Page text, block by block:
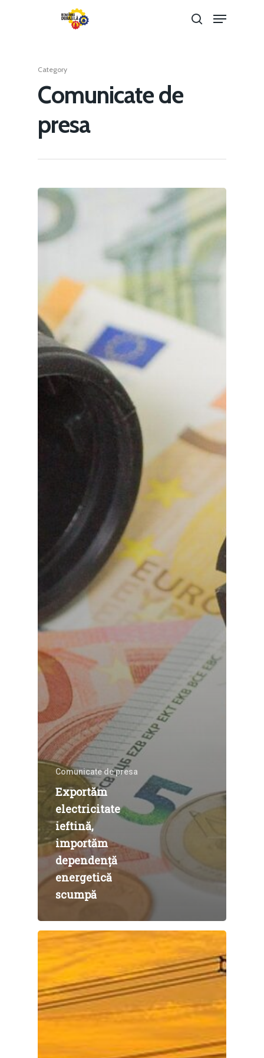
Hit enter to search or ESC to close
Category
Comunicate de
presa
Comunicate de presa
Exportăm
electricitate
ieftină,
importăm
dependență
energetică
scumpă
Home
Noutăți
Despre
Evenimente
Foto
Modelul economic
Video